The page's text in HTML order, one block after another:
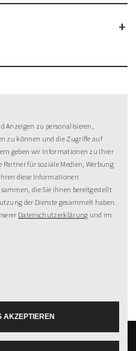
Post
Anzeigen zu personalisieren,
zu können und die Zugriffe auf
geben wir Informationen zu Ihrer
Partner für soziale Medien, Werbung
diese Informationen
die Sie ihnen bereitgestellt
der Dienste gesammelt haben.
Datenschutzerklärung und im
AKZEPTIEREN